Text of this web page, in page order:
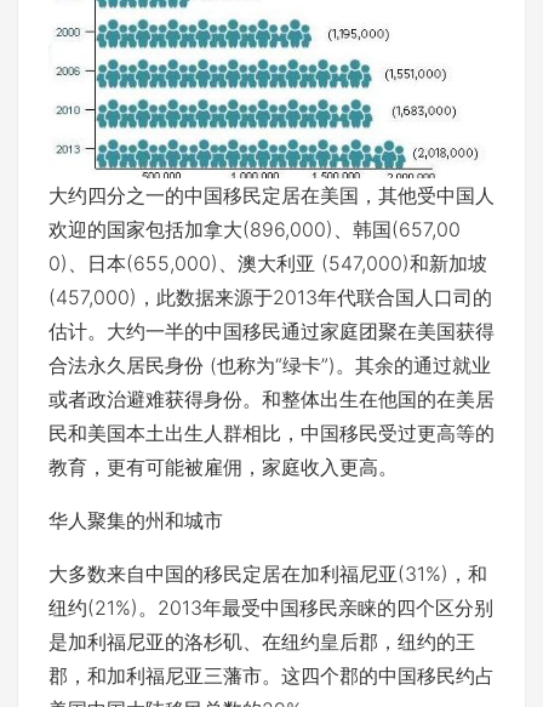
大约四分之一的中国移民定居在美国，其他受中国人
欢迎的国家包括加拿大(896,000)、韩国(657,00
0)、日本(655,000)、澳大利亚 (547,000)和新加坡
(457,000)，此数据来源于2013年代联合国人口司的
估计。大约一半的中国移民通过家庭团聚在美国获得
合法永久居民身份 (也称为“绿卡”)。其余的通过就业
或者政治避难获得身份。和整体出生在他国的在美居
民和美国本土出生人群相比，中国移民受过更高等的
教育，更有可能被雇佣，家庭收入更高。
华人聚集的州和城市
大多数来自中国的移民定居在加利福尼亚(31%)，和
纽约(21%)。2013年最受中国移民亲睐的四个区分别
是加利福尼亚的洛杉矶、在纽约皇后郡，纽约的王
郡，和加利福尼亚三藩市。这四个郡的中国移民约占